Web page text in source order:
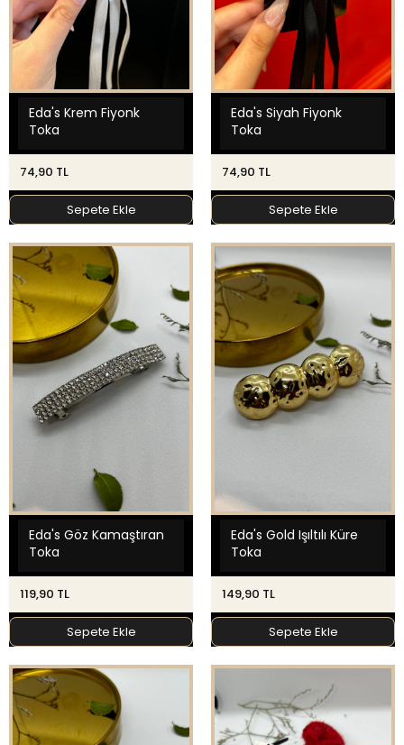
Eda's Krem Fiyonk
Toka
74,90 TL
Sepete Ekle
Eda's Siyah Fiyonk
Toka
74,90 TL
Sepete Ekle
Eda's Göz Kamaştıran
Toka
119,90 TL
Sepete Ekle
Eda's Gold Işıltılı Küre
Toka
149,90 TL
Sepete Ekle